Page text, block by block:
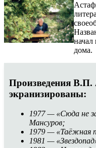
начал
дома.
Произведения В.П.
экранизированы:
1977 — «Сюда не
Мансуров;
1979 — «Таёжная
1981 —